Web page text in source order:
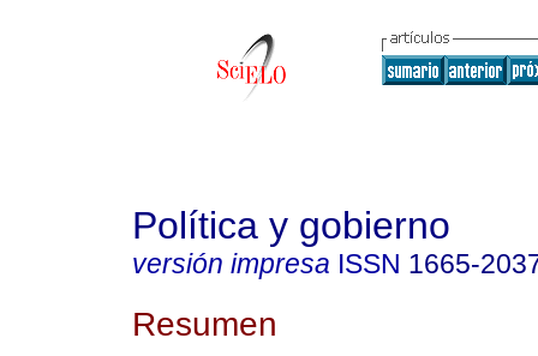
Política y gobierno
versión impresa ISSN 1665-
Resumen